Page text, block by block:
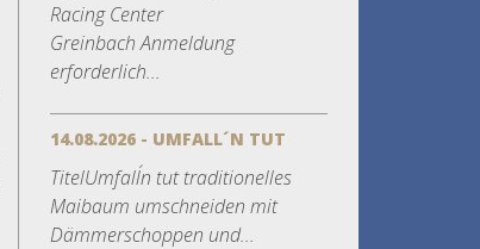
Racing Center
Greinbach Anmeldung
erforderlich...
14.08.2026 - UMFALL´N TUT
TitelUmfall´n tut traditionelles
Maibaum umschneiden mit
Dämmerschoppen und...